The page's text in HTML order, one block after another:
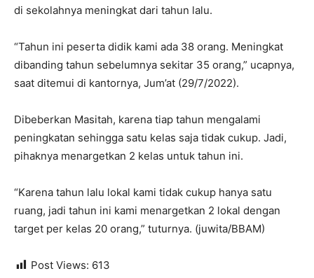
di sekolahnya meningkat dari tahun lalu.
“Tahun ini peserta didik kami ada 38 orang. Meningkat
dibanding tahun sebelumnya sekitar 35 orang,” ucapnya,
saat ditemui di kantornya, Jum’at (29/7/2022).
Dibeberkan Masitah, karena tiap tahun mengalami
peningkatan sehingga satu kelas saja tidak cukup. Jadi,
pihaknya menargetkan 2 kelas untuk tahun ini.
“Karena tahun lalu lokal kami tidak cukup hanya satu
ruang, jadi tahun ini kami menargetkan 2 lokal dengan
target per kelas 20 orang,” tuturnya. (juwita/BBAM)
Post Views: 613